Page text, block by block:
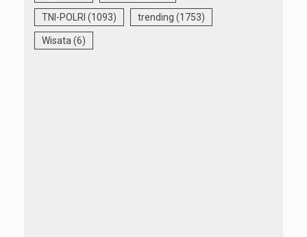
TNI-POLRI (1093) trending (1753)
Wisata (6)